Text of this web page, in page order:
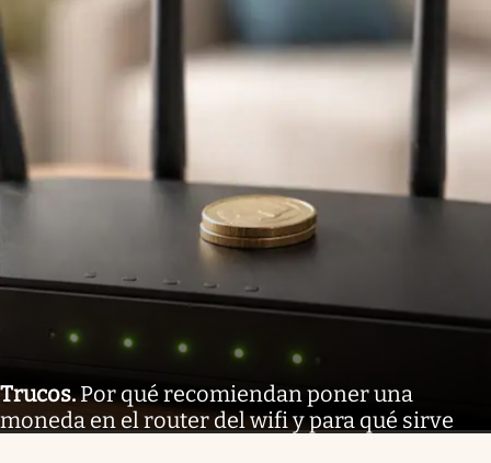
Trucos.Por qué recomiendan poner una
moneda en el router del wifi y para qué sirve